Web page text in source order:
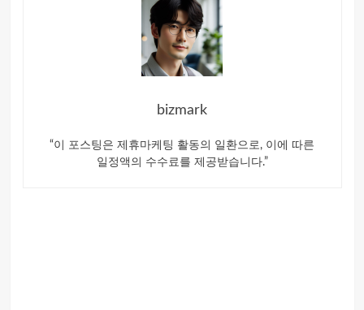
bizmark
“이 포스팅은 제휴마케팅 활동의 일환으로, 이에 따른
일정액의 수수료를 제공받습니다.”